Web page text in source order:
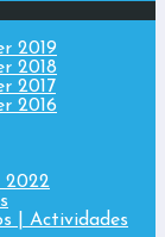
2019
2018
2017
2016
2022
| Actividades